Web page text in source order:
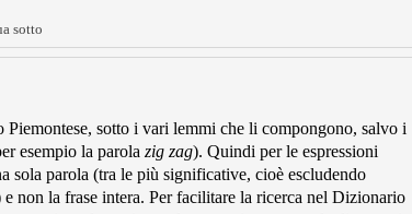
sotto
sotto i vari lemmi che li compongono, salvo i
esempio la parola zig zag). Quindi per le espressioni
sola parola (tra le più significative, cioè escludendo
non la frase intera. Per facilitare la ricerca nel Dizionario